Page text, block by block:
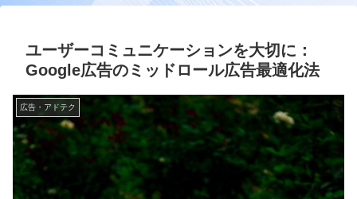
ユーザーコミュニケーションを大切に：
Google広告のミッドロール広告最適化法
広告・アドテク